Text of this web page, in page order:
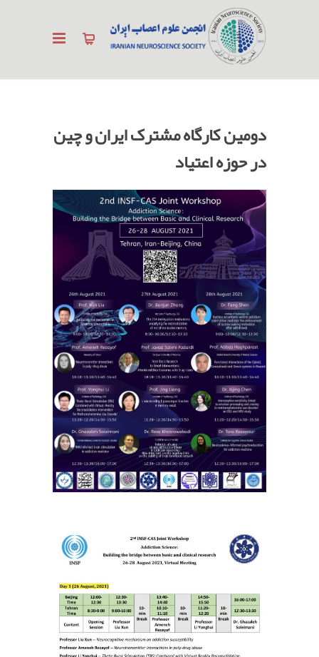
دومین کارگاه مشترک ایران و چین
در حوزه اعتیاد